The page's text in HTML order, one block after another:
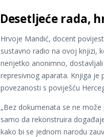
Desetljeće rada,
Hrvoje Mandić, docent
sustavno radio na ovoj knjizi,
nerijetko anonimno,
represivnog aparata. Knjiga
povezanosti s poviješću
„Bez dokumenata se ne
samo da rekonstruira
kako bi se jednom narodu